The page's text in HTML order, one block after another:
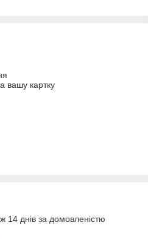
вашу картку
14 днів за домовленістю